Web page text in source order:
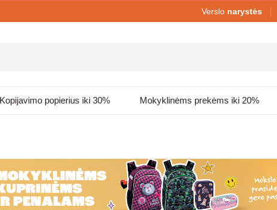
Verslo narystės
Kopijavimo popierius iki 30% Mokyklinėms prekėms iki 20%